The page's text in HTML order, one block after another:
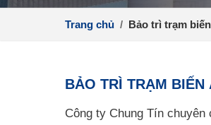
Trang chủ / Bảo trì trạm
BẢO TRÌ TRẠM BIẾN
Công ty Chung Tín chuyên